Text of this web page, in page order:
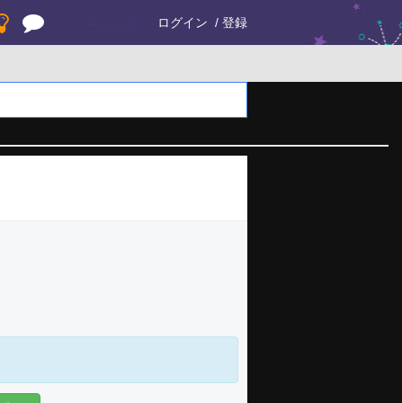
ログイン 登録